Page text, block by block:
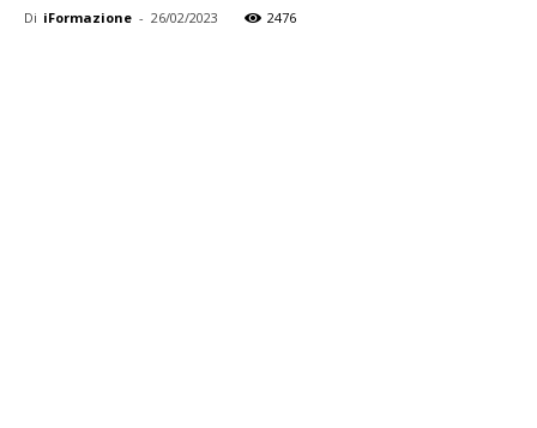
Di iFormazione - 26/02/2023 2476